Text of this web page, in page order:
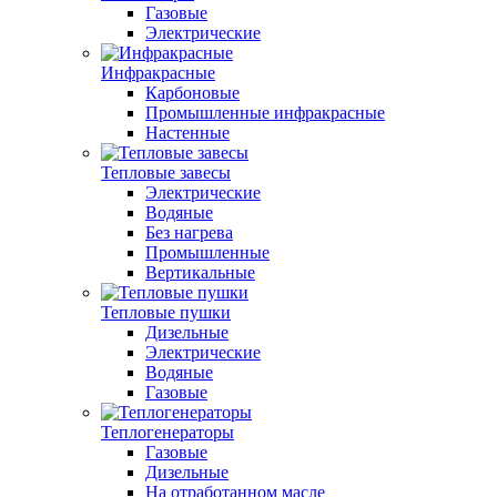
Газовые
Электрические
Инфракрасные
Карбоновые
Промышленные инфракрасные
Настенные
Тепловые завесы
Электрические
Водяные
Без нагрева
Промышленные
Вертикальные
Тепловые пушки
Дизельные
Электрические
Водяные
Газовые
Теплогенераторы
Газовые
Дизельные
На отработанном масле